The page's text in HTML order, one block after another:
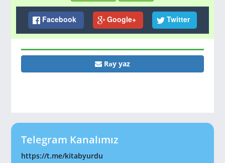
Facebook Google+ Twitter
Rəy yaz
Telegram Kanalımız
https://t.me/kitabyurdu